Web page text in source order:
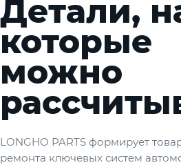
Детали,
которые
можно
LONGHO PARTS формирует
ремонта ключевых систем